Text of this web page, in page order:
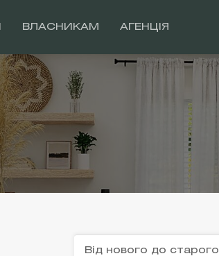
ВЛАСНИКАМ АГЕНЦІЯ
Від нового до старого